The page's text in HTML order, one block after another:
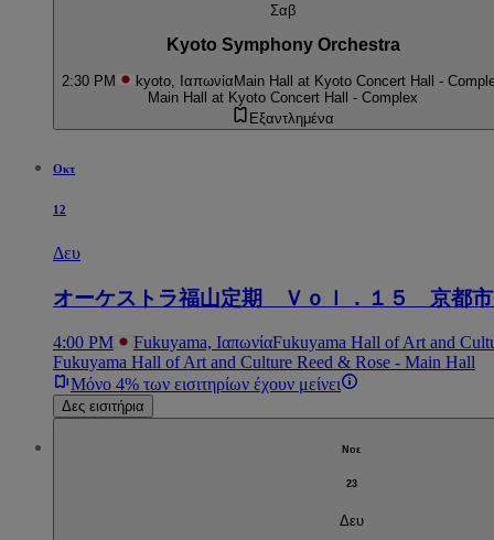
Σαβ
Kyoto Symphony Orchestra
2:30 PM kyoto, Ιαπωνία Main Hall at Kyoto Concert Hall -
Main Hall at Kyoto Concert Hall - Complex
Εξαντλημένα
Οκτ
12
Δευ
オーケストラ福山定期 Ｖｏｌ．１５ 京都市
4:00 PM Fukuyama, ΙαπωνίαFukuyama Hall of Art and
Fukuyama Hall of Art and Culture Reed & Rose - Main Hall
Μόνο 4% των εισιτηρίων έχουν μείνει
Δες εισιτήρια
Νοε
23
Δευ